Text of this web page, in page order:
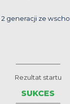
generacji ze
Rezultat startu
SUKCES